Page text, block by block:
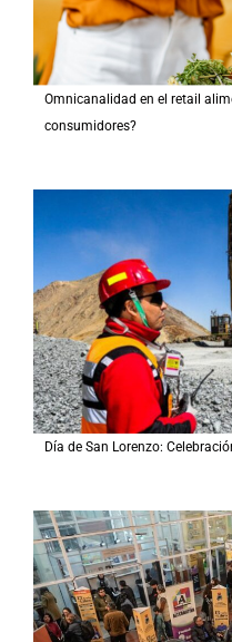
Omnicanalidad en el retail
consumidores?
Día de San Lorenzo: